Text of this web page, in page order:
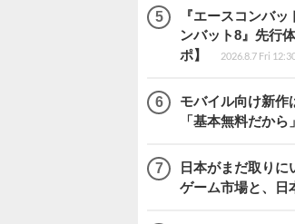
『エースコンバ
ンバット8』先行
ポ】
2026.8.7 Fri
モバイル向け新作
「基本無料だか
日本がまだ取り
ゲーム市場と、日